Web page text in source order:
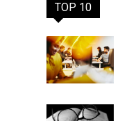
TOP 10